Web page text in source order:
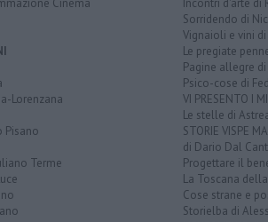
Cinema
Lorenzana
Pisano
Terme
Incontri d'arte di
Sorridendo di
Vignaioli e vini
Le pregiate
Pagine allegre
Psico-cose di
VI PRESENTO I
Le stelle di
STORIE VISPE
di Dario Dal
Progettare il
La Toscana
Cose strane e
Storielba di